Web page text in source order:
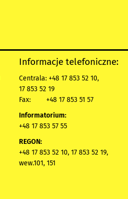
Informacje telefoniczne:
Centrala: +48 17 853 52 10,
17 853 52 19
Fax:
+48 17 853 51 57
Informatorium:
+48 17 853 57 55
REGON:
+48 17 853 52 10, 17 853 52 19,
wew.101, 151